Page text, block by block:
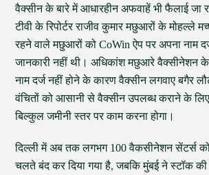
वैक्सीन के बारे में आधारहीन अफवाहें भी फैलाई जा
टीवी के रिपोर्टर राजीव कुमार मछुआरों के मोहल्ले
रहने वाले मछुआरों को CoWin ऐप पर अपना नाम
जानकारी नहीं थी। अधिकांश मछुआरे वैक्सीनेशन
नाम दर्ज नहीं होने के कारण वैक्सीन लगवाए बगैर
वंचितों को आसानी से वैक्सीन उपलब्ध कराने के लिए
बिल्कुल जमीनी स्तर पर काम करना होगा।
दिल्ली में अब तक लगभग 100 वैकसीनेशन सेंटर्स
चलते बंद कर दिया गया है, जबकि मुंबई ने स्टॉक की